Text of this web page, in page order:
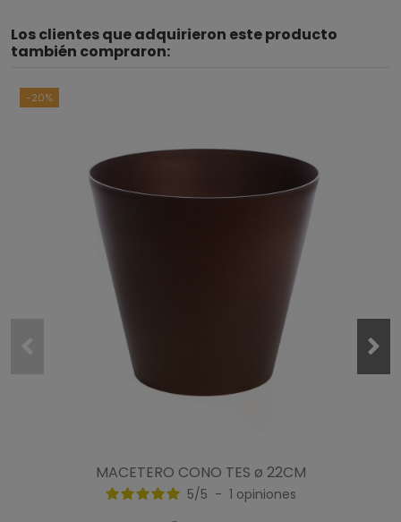
Los clientes que adquirieron este producto
también compraron:
-20%
MACETERO CONO TES ø 22CM
5/5 - 1 opiniones